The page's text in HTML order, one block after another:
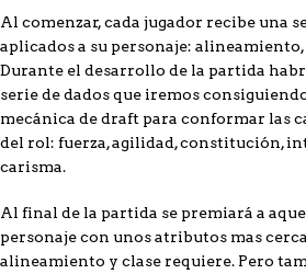
Al comenzar, cada jugador recibe una
aplicados a su personaje:
Durante el desarrollo de la partida
serie de dados que iremos
mecánica de draft para conformar las
del rol: fuerza, agilidad, constitución,
carisma.
Al final de la partida se premiará a
personaje con unos atributos mas
alineamiento y clase requiere. Pero